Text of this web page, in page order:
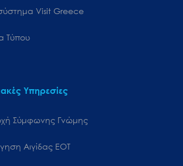
Visit Greece
Τύπου
Υπηρεσίες
Σύμφωνης Γνώμης
Αιγίδας ΕΟΤ